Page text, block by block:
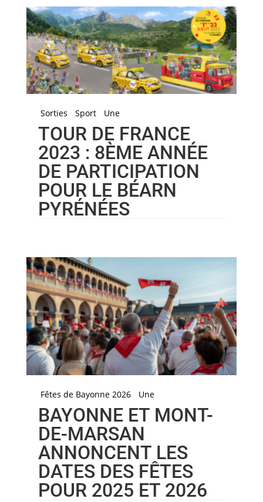
Sorties Sport Une
TOUR DE FRANCE
2023 : 8ÈME ANNÉE
DE PARTICIPATION
POUR LE BÉARN
PYRÉNÉES
Fêtes de Bayonne 2026 Une
BAYONNE ET MONT-
DE-MARSAN
ANNONCENT LES
DATES DES FÊTES
POUR 2025 ET 2026